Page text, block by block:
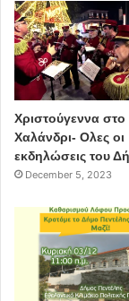
Χριστούγεννα στο
Χαλάνδρι- Ολες οι
εκδηλώσεις του
December 5, 2023